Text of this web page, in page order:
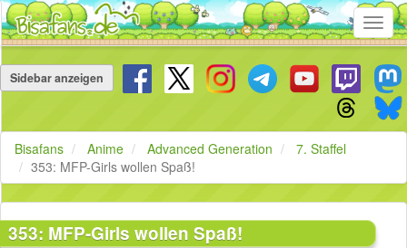
überspringen
Sidebar anzeigen
Bisafans Anime Advanced Generation
7. Staffel
353: MFP-Girls wollen Spaß!
353: MFP-Girls wollen Spaß!